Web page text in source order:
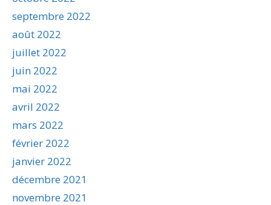
septembre 2022
août 2022
juillet 2022
juin 2022
mai 2022
avril 2022
mars 2022
février 2022
janvier 2022
décembre 2021
novembre 2021